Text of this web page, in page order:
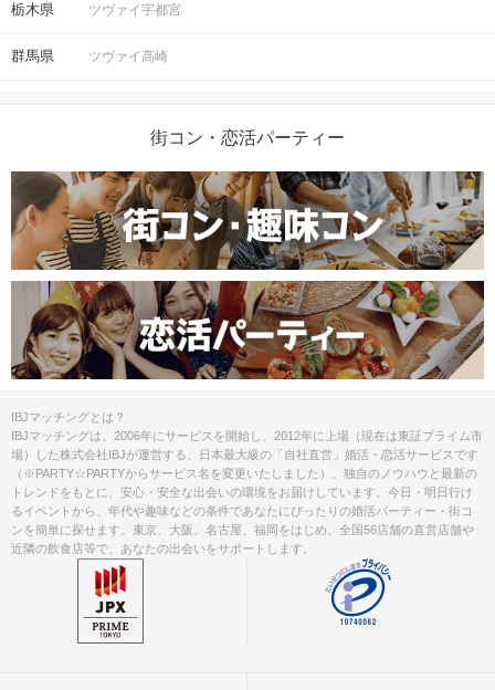
栃木県 ツヴァイ宇都宮
群馬県 ツヴァイ高崎
街コン・恋活パーティー
IBJマッチングとは？
IBJマッチングは、2006年にサービスを開始し、2012年に上場（現在は東証プライム市
場）した株式会社IBJが運営する、日本最大級の「自社直営」婚活・恋活サービスです
（※PARTY☆PARTYからサービス名を変更いたしました）。独自のノウハウと最新の
トレンドをもとに、安心・安全な出会いの環境をお届けしています。今日・明日行け
るイベントから、年代や趣味などの条件であなたにぴったりの婚活パーティー・街コ
ンを簡単に探せます。東京、大阪、名古屋、福岡をはじめ、全国56店舗の直営店舗や
近隣の飲食店等で、あなたの出会いをサポートします。